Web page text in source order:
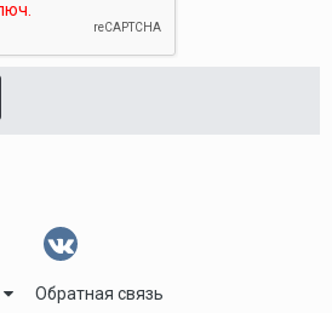
Обратная связь